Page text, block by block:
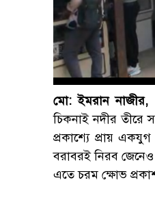
মো: ইমরান নাজীর,
চিকনাই নদীর তীরে
প্রকাশ্যে প্রায়
বরাবরই নিরব
‎এতে চরম ক্ষোভ